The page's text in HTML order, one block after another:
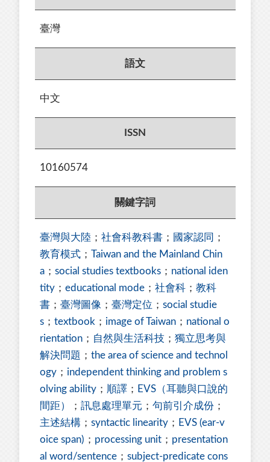
臺灣
語文
中文
ISSN
10160574
關鍵字詞
臺灣與大陸 ； 社會科教科書 ； 國家認同
；
教育模式 ； Taiwan and the Mainland Chin
a ； social studies textbooks ； national iden
tity ； educational mode ； 社會科 ； 教科
書 ； 臺灣圖像 ； 臺灣定位 ； social studie
s ； textbook ； image of Taiwan ； national o
rientation ； 自然與生活科技 ； 獨立思考與
解決問題 ； the area of science and technol
ogy ； independent thinking and problem s
olving ability ； 順譯 ； EVS（耳聽與口說的
間距）
； 訊息處理單元 ； 句前引介成份 ；
主述結構 ； syntactic linearity ； EVS (ear-v
oice span) ； processing unit ； presentation
al word/sentence ； subject-predicate cons